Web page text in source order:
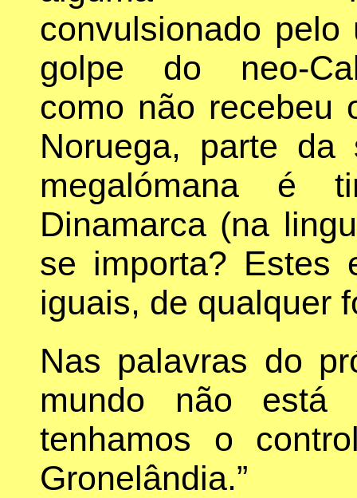
convulsionado pelo
golpe do neo-
como não recebeu
Noruega, parte da
megalómana é
Dinamarca (na
se importa? Estes
iguais, de qualquer
Nas palavras do
mundo não está
tenhamos o
Gronelândia.”